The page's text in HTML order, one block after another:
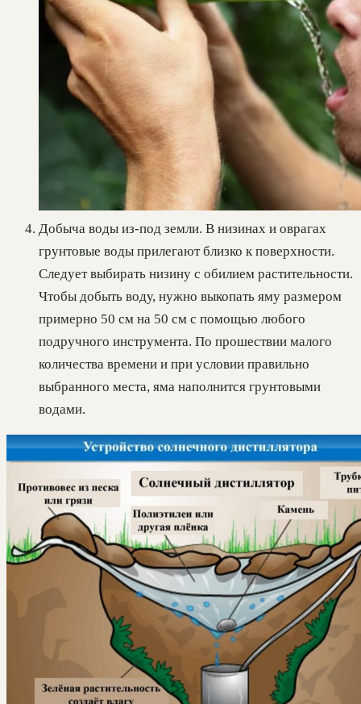
Добыча воды из-под земли. В низинах и оврагах
грунтовые воды прилегают близко к поверхности.
Следует выбирать низину с обилием растительности.
Чтобы добыть воду, нужно выкопать яму размером
примерно 50 см на 50 см с помощью любого
подручного инструмента. По прошествии малого
количества времени и при условии правильно
выбранного места, яма наполнится грунтовыми
водами.